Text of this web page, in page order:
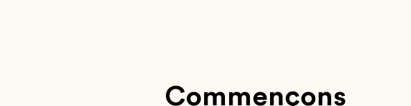
Commençons